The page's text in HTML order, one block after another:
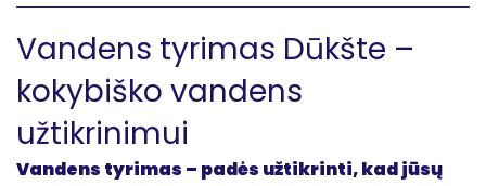
Vandens tyrimas Dūkšte –
kokybiško vandens
užtikrinimui
Vandens tyrimas – padės užtikrinti, kad jūsų